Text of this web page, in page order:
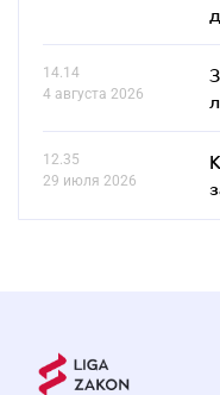
14.14
4 августа 2026
12.35
29 июля 2026